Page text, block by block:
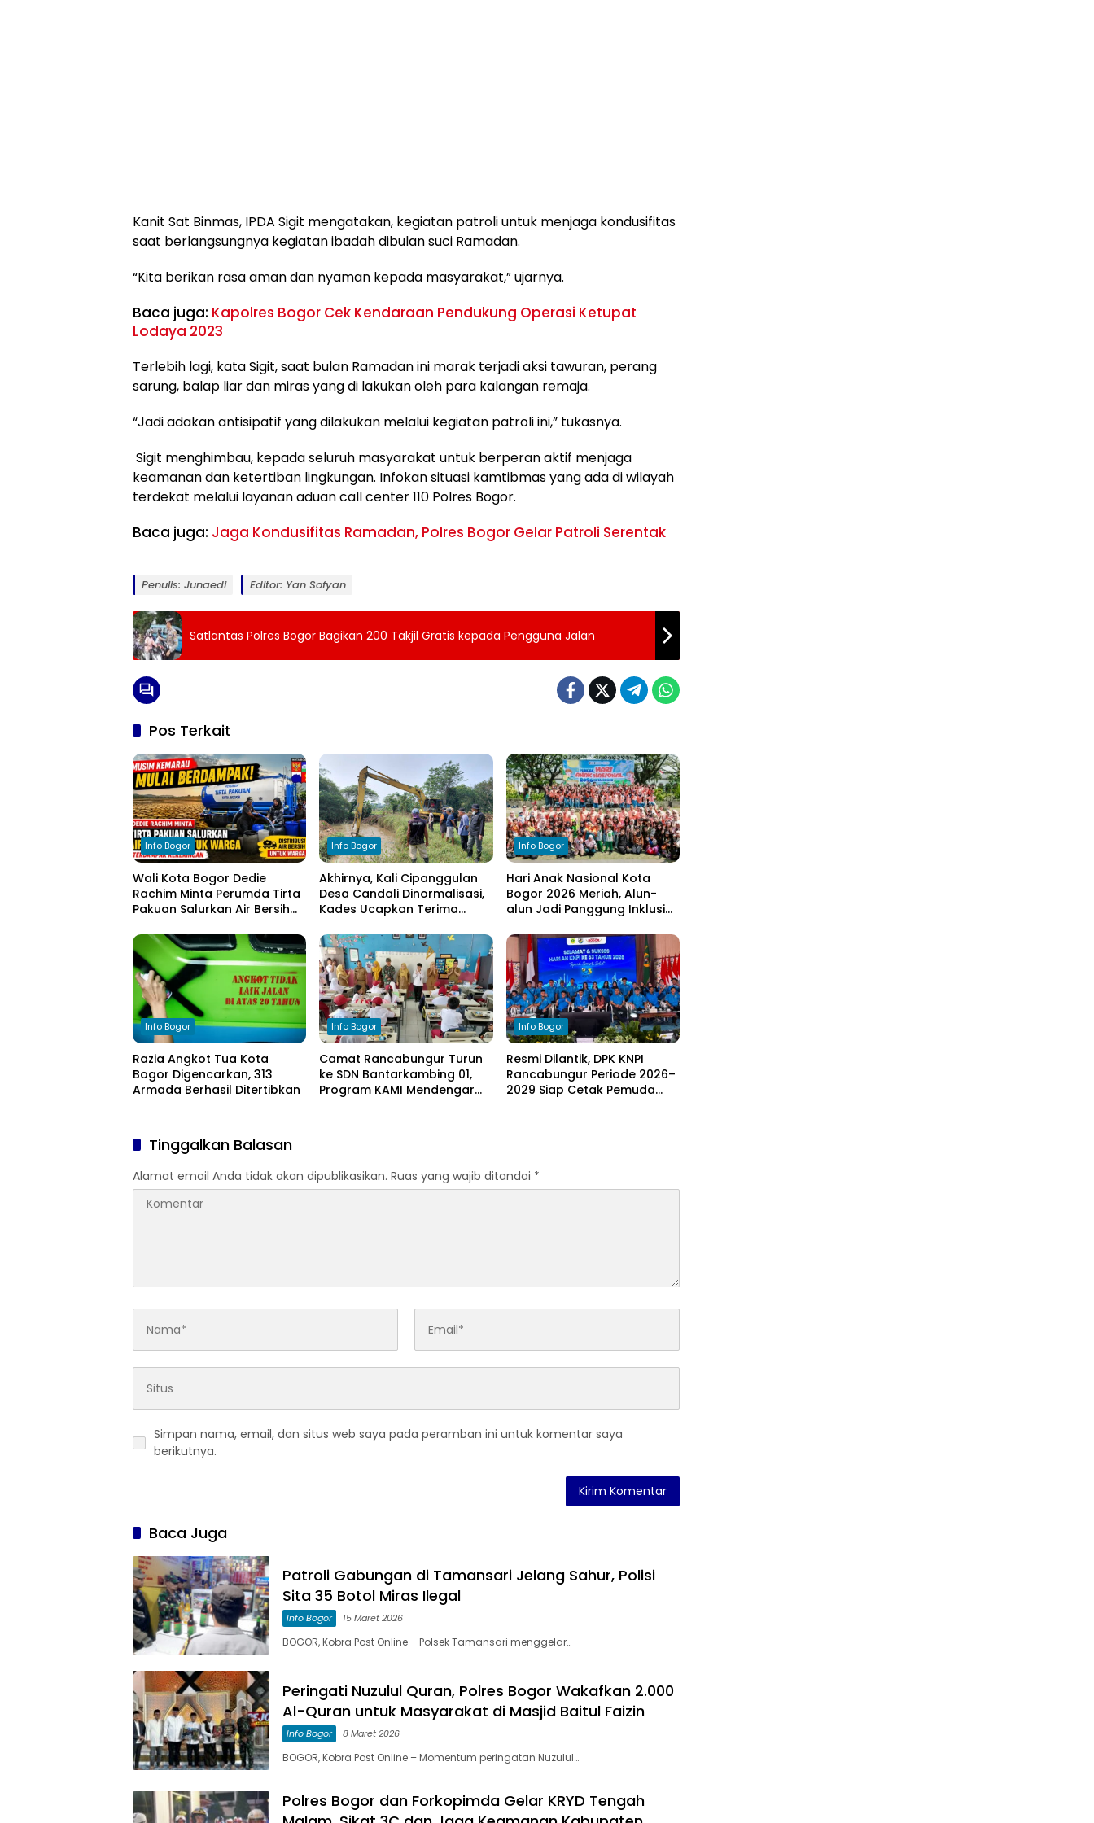
Kanit Sat Binmas, IPDA Sigit mengatakan, kegiatan patroli untuk menjaga kondusifitas
saat berlangsungnya kegiatan ibadah dibulan suci Ramadan.
“Kita berikan rasa aman dan nyaman kepada masyarakat,” ujarnya.
Baca juga: Kapolres Bogor Cek Kendaraan Pendukung Operasi Ketupat
Lodaya 2023
Terlebih lagi, kata Sigit, saat bulan Ramadan ini marak terjadi aksi tawuran, perang
sarung, balap liar dan miras yang di lakukan oleh para kalangan remaja.
“Jadi adakan antisipatif yang dilakukan melalui kegiatan patroli ini,” tukasnya.
Sigit menghimbau, kepada seluruh masyarakat untuk berperan aktif menjaga
keamanan dan ketertiban lingkungan. Infokan situasi kamtibmas yang ada di wilayah
terdekat melalui layanan aduan call center 110 Polres Bogor.
Baca juga: Jaga Kondusifitas Ramadan, Polres Bogor Gelar Patroli Serentak
Penulis: Junaedi Editor: Yan Sofyan
Satlantas Polres Bogor Bagikan 200 Takjil Gratis kepada Pengguna Jalan
Pos Terkait
Info Bogor
Wali Kota Bogor Dedie
Rachim Minta Perumda Tirta
Pakuan Salurkan Air Bersih
Kekeringan
Info Bogor
Akhirnya, Kali Cipanggulan
Desa Candali Dinormalisasi,
Kades Ucapkan Terima
Info Bogor
Hari Anak Nasional Kota
Bogor 2026 Meriah, Alun-
alun Jadi Panggung Inklusi
Info Bogor
Razia Angkot Tua Kota
Bogor Digencarkan, 313
Armada Berhasil Ditertibkan
Info Bogor
Camat Rancabungur Turun
ke SDN Bantarkambing 01,
Program KAMI Mendengar
Info Bogor
Resmi Dilantik, DPK KNPI
Rancabungur Periode 2026–
2029 Siap Cetak Pemuda
Tinggalkan Balasan
Alamat email Anda tidak akan dipublikasikan. Ruas yang wajib ditandai *
Simpan nama, email, dan situs web saya pada peramban ini untuk komentar saya
berikutnya.
Baca Juga
Patroli Gabungan di Tamansari Jelang Sahur, Polisi
Sita 35 Botol Miras Ilegal
Info Bogor 15 Maret 2026
BOGOR, Kobra Post Online – Polsek Tamansari menggelar…
Peringati Nuzulul Quran, Polres Bogor Wakafkan 2.000
Al-Quran untuk Masyarakat di Masjid Baitul Faizin
Info Bogor 8 Maret 2026
BOGOR, Kobra Post Online – Momentum peringatan Nuzulul…
Polres Bogor dan Forkopimda Gelar KRYD Tengah